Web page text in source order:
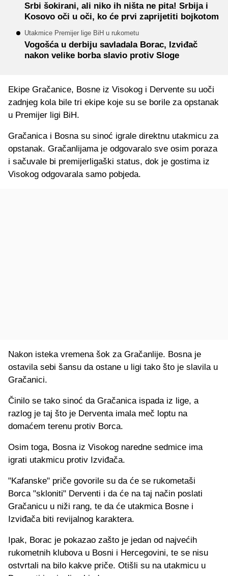
Srbi šokirani, ali niko ih ništa ne pita! Srbija i
Kosovo oči u oči, ko će prvi zaprijetiti bojkotom
Utakmice Premijer lige BiH u rukometu
Vogošća u derbiju savladala Borac, Izviđač
nakon velike borba slavio protiv Sloge
Ekipe Gračanice, Bosne iz Visokog i Dervente su uoči
zadnjeg kola bile tri ekipe koje su se borile za opstanak
u Premijer ligi BiH.
Gračanica i Bosna su sinoć igrale direktnu utakmicu za
opstanak. Gračanlijama je odgovaralo sve osim poraza
i sačuvale bi premijerligaški status, dok je gostima iz
Visokog odgovarala samo pobjeda.
Nakon isteka vremena šok za Gračanlije. Bosna je
ostavila sebi šansu da ostane u ligi tako što je slavila u
Gračanici.
Činilo se tako sinoć da Gračanica ispada iz lige, a
razlog je taj što je Derventa imala meč loptu na
domaćem terenu protiv Borca.
Osim toga, Bosna iz Visokog naredne sedmice ima
igrati utakmicu protiv Izviđača.
"Kafanske" priče govorile su da će se rukometaši
Borca "skloniti" Derventi i da će na taj način poslati
Gračanicu u niži rang, te da će utakmica Bosne i
Izviđača biti revijalnog karaktera.
Ipak, Borac je pokazao zašto je jedan od najvećih
rukometnih klubova u Bosni i Hercegovini, te se nisu
ostvrtali na bilo kakve priče. Otišli su na utakmicu u